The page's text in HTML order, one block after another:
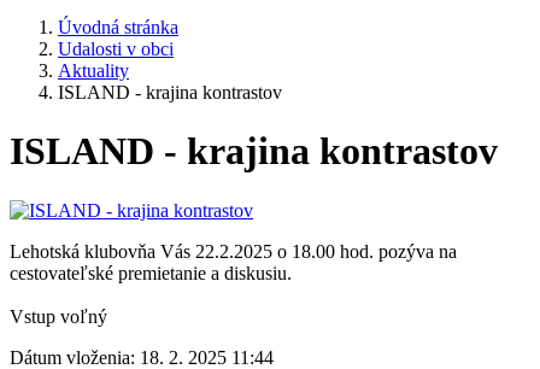
Úvodná stránka
Udalosti v obci
Aktuality
ISLAND - krajina kontrastov
ISLAND - krajina kontrastov
Lehotská klubovňa Vás 22.2.2025 o 18.00 hod. pozýva na
cestovateľské premietanie a diskusiu.
Vstup voľný
Dátum vloženia: 18. 2. 2025 11:44